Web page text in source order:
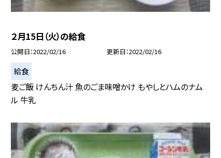
２月15日（火）の給食
公開日 2022/02/16 更新日 2022/02/16
給食
麦ご飯 けんちん汁 魚のごま味噌かけ もやしとハムのナム
ル 牛乳